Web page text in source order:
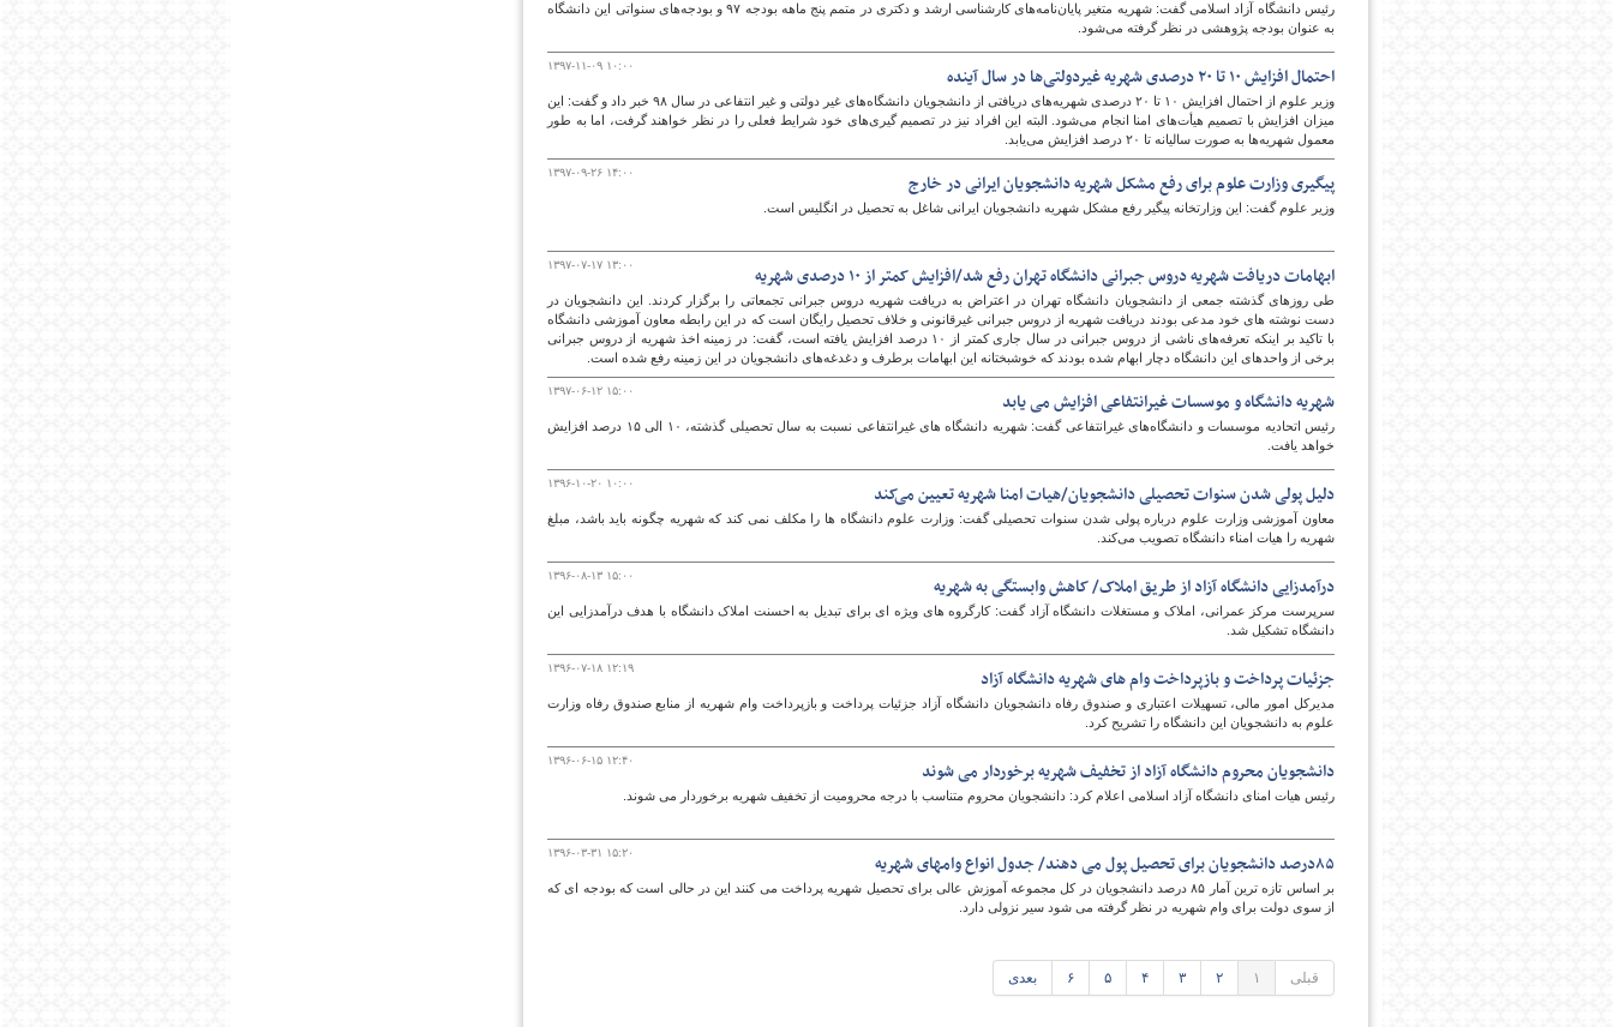
رئیس دانشگاه آزاد اسلامی گفت: شهریه متغیر پایان‌نامه‌های کارشناسی ارشد و دکتری در متمم پنج ماهه بودجه ۹۷ و بودجه‌های سنواتی این دانشگاه
به عنوان بودجه پژوهشی در نظر گرفته می‌شود.
۱۳۹۷-۱۱-۰۹ ۱۰:۰۰ احتمال افزایش ۱۰ تا ۲۰ درصدی شهریه‌ غیردولتی‌ها در سال آینده
وزیر علوم از احتمال افزایش ۱۰ تا ۲۰ درصدی شهریه‌های دریافتی از دانشجویان دانشگاه‌های غیر دولتی و غیر انتفاعی در سال ۹۸ خبر داد و گفت: این
میزان افزایش با تصمیم هیأت‌های امنا انجام می‌شود. البته این افراد نیز در تصمیم گیری‌های خود شرایط فعلی را در نظر خواهند گرفت، اما به طور
معمول شهریه‌ها به صورت سالیانه تا ۲۰ درصد افزایش می‌یابد.
۱۳۹۷-۰۹-۲۶ ۱۴:۰۰ پیگیری وزارت علوم برای رفع مشکل شهریه دانشجویان ایرانی در خارج
وزیر علوم گفت: این وزارتخانه پیگیر رفع مشکل شهریه دانشجویان ایرانی شاغل به تحصیل در انگلیس است.
۱۳۹۷-۰۷-۱۷ ۱۳:۰۰ ابهامات دریافت شهریه دروس جبرانی دانشگاه تهران رفع شد/افزایش کمتر از ۱۰ درصدی شهریه
طی روزهای گذشته جمعی از دانشجویان دانشگاه تهران در اعتراض به دریافت شهریه دروس جبرانی تجمعاتی را برگزار کردند. این دانشجویان در
دست نوشته های خود مدعی بودند دریافت شهریه از دروس جبرانی غیرقانونی و خلاف تحصیل رایگان است که در این رابطه معاون آموزشی دانشگاه
با تاکید بر اینکه تعرفه‌های ناشی از دروس جبرانی در سال جاری کمتر از ۱۰ درصد افزایش یافته است، گفت: در زمینه اخذ شهریه از دروس جبرانی
برخی از واحدهای این دانشگاه دچار ابهام شده بودند که خوشبختانه این ابهامات برطرف و دغدغه‌های دانشجویان در این زمینه رفع شده است.
۱۳۹۷-۰۶-۱۲ ۱۵:۰۰ شهریه دانشگاه و موسسات غیرانتفاعی افزایش می یابد
رئیس اتحادیه موسسات و دانشگاه‌های غیرانتفاعی گفت: شهریه دانشگاه های غیرانتفاعی نسبت به سال تحصیلی گذشته، ۱۰ الی ۱۵ درصد افزایش
خواهد یافت.
۱۳۹۶-۱۰-۲۰ ۱۰:۰۰ دلیل پولی شدن سنوات تحصیلی دانشجویان/هیات امنا شهریه تعیین می‌کند
معاون آموزشی وزارت علوم درباره پولی شدن سنوات تحصیلی گفت: وزارت علوم دانشگاه ها را مکلف نمی کند که شهریه چگونه باید باشد، مبلغ
شهریه را هیات امناء دانشگاه تصویب می‌کند.
۱۳۹۶-۰۸-۱۳ ۱۵:۰۰ درآمدزایی دانشگاه آزاد از طریق املاک/ کاهش وابستگی به شهریه
سرپرست مرکز عمرانی، املاک و مستغلات دانشگاه آزاد گفت: کارگروه های ویژه ای برای تبدیل به احسنت املاک دانشگاه با هدف درآمدزایی این
دانشگاه تشکیل شد.
۱۳۹۶-۰۷-۱۸ ۱۲:۱۹ جزئیات پرداخت و بازپرداخت وام های شهریه دانشگاه آزاد
مدیرکل امور مالی، تسهیلات اعتباری و صندوق رفاه دانشجویان دانشگاه آزاد جزئیات پرداخت و بازپرداخت وام شهریه از منابع صندوق رفاه وزارت
علوم به دانشجویان این دانشگاه را تشریح کرد.
۱۳۹۶-۰۶-۱۵ ۱۲:۴۰ دانشجویان محروم دانشگاه آزاد از تخفیف شهریه برخوردار می شوند
رئیس هیات امنای دانشگاه آزاد اسلامی اعلام کرد: دانشجویان محروم متناسب با درجه محرومیت از تخفیف شهریه برخوردار می شوند.
۱۳۹۶-۰۳-۳۱ ۱۵:۲۰ ۸۵درصد دانشجویان برای تحصیل پول می دهند/ جدول انواع وامهای شهریه
بر اساس تازه ترین آمار ۸۵ درصد دانشجویان در کل مجموعه آموزش عالی برای تحصیل شهریه پرداخت می کنند این در حالی است که بودجه ای که
از سوی دولت برای وام شهریه در نظر گرفته می شود سیر نزولی دارد.
قبلی ۱ ۲ ۳ ۴ ۵ ۶ بعدی